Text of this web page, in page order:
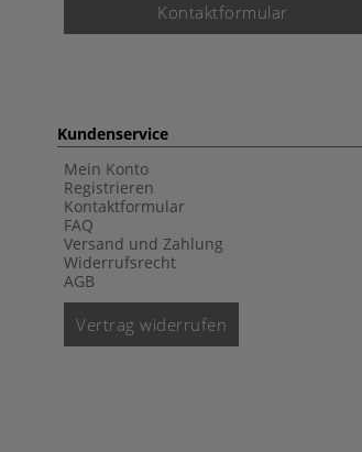
Kontaktformular
Kundenservice
Mein Konto
Registrieren
Kontaktformular
FAQ
Versand und Zahlung
Widerrufsrecht
AGB
Vertrag widerrufen